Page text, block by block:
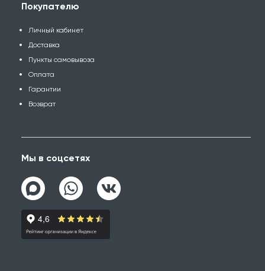
Покупателю
Личный кабинет
Доставка
Пункты самовывоза
Оплата
Гарантии
Возврат
Мы в соцсетях